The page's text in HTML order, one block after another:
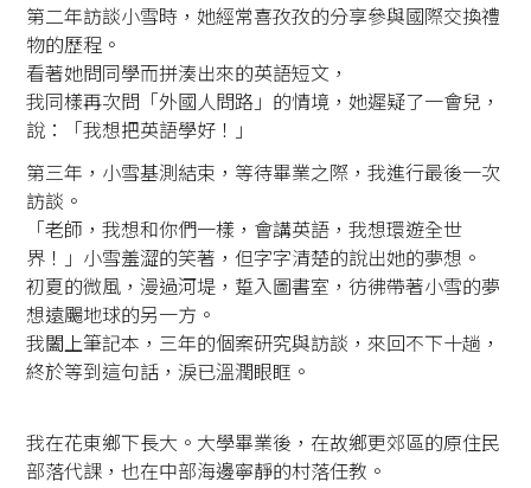
第二年訪談小雪時，她經常喜孜孜的分享參與國際交換禮
物的歷程。
看著她問同學而拼湊出來的英語短文，
我同樣再次問「外國人問路」的情境，她遲疑了一會兒，
說：「我想把英語學好！」
第三年，小雪基測結束，等待畢業之際，我進行最後一次
訪談。
「老師，我想和你們一樣，會講英語，我想環遊全世
界！」小雪羞澀的笑著，但字字清楚的說出她的夢想。
初夏的微風，漫過河堤，踅入圖書室，彷彿帶著小雪的夢
想遠颺地球的另一方。
我闔上筆記本，三年的個案研究與訪談，來回不下十趟，
終於等到這句話，淚已溫潤眼眶。
我在花東鄉下長大。大學畢業後，在故鄉更郊區的原住民
部落代課，也在中部海邊寧靜的村落任教。